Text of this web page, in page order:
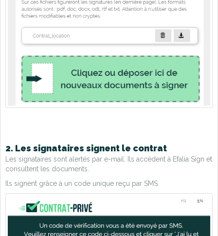
2. Les signataires signent le contrat
Les signataires sont alertés par e-mail. Ils accèdent à Efalia Sign et
consultent les documents.
Ils signent grâce à un code unique reçu par SMS.